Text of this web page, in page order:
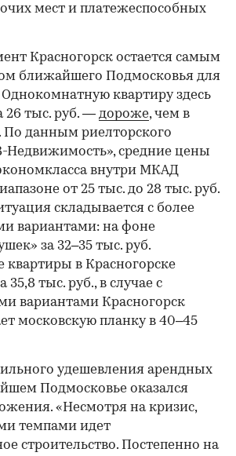
мест и платежеспособных
Красногорск остается самым
ближайшего Подмосковья для
квартиру здесь
26 тыс. руб. — дороже, чем в
По данным риелторского
Недвижимость», средние цены
внутри МКАД
от 25 тыс. до 28 тыс. руб.
складывается с более
вариантами: на фоне
за 32–35 тыс. руб.
квартиры в Красногорске
35,8 тыс. руб., в случае с
вариантами Красногорск
московскую планку в 40–45
удешевления арендных
Подмосковье оказался
«Несмотря на кризис,
темпами идет
строительство. Постепенно на